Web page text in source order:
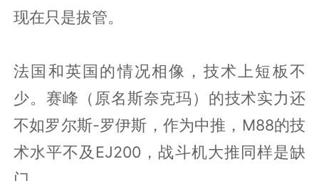
现在只是拔管。
法国和英国的情况相像，技术上短板不
少。赛峰（原名斯奈克玛）的技术实力还
不如罗尔斯-罗伊斯，作为中推，M88的技
术水平不及EJ200，战斗机大推同样是缺